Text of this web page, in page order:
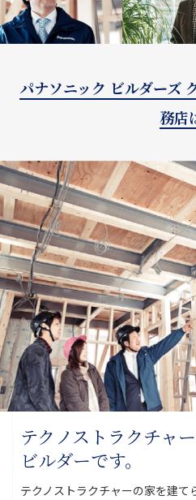
パナソニック ビルダーズ
務店
テクノストラクチャ
ビルダーです。
テクノストラクチャーの家を建て